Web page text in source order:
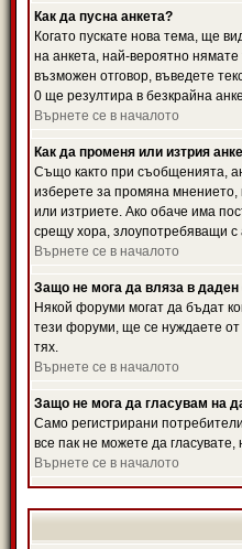
Как да пусна анкета?
Когато пускате нова тема, ще
на анкета, най-вероятно
възможен отговор, въведете
0 ще резултира в безкрайна
Върнете се в началото
Как да променя или изтрия
Също както при съобщенията,
изберете за промяна мнението,
или изтриете. Ако обаче има
срещу хора, злоупотребяващи с
Върнете се в началото
Защо не мога да вляза в
Някой форуми могат да бъдат
тези форуми, ще се нуждаете
тях.
Върнете се в началото
Защо не мога да гласувам на
Само регистрирани
все пак не можете да
Върнете се в началото